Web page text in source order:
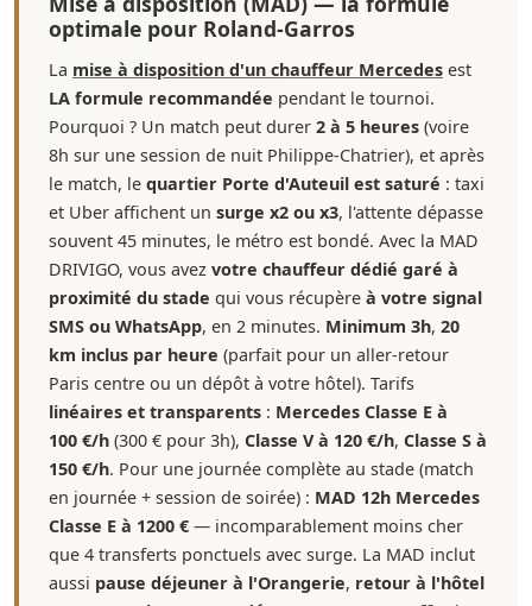
optimale pour Roland-Garros
La mise à disposition d'un chauffeur Mercedes est
LA formule recommandée pendant le tournoi.
Pourquoi ? Un match peut durer 2 à 5 heures (voire
8h sur une session de nuit Philippe-Chatrier), et après
le match, le quartier Porte d'Auteuil est saturé : taxi
et Uber affichent un surge x2 ou x3, l'attente dépasse
souvent 45 minutes, le métro est bondé. Avec la MAD
DRIVIGO, vous avez votre chauffeur dédié garé à
proximité du stade qui vous récupère à votre signal
SMS ou WhatsApp, en 2 minutes. Minimum 3h, 20
km inclus par heure (parfait pour un aller-retour
Paris centre ou un dépôt à votre hôtel). Tarifs
linéaires et transparents : Mercedes Classe E à
100 €/h (300 € pour 3h), Classe V à 120 €/h, Classe S à
150 €/h. Pour une journée complète au stade (match
en journée + session de soirée) : MAD 12h Mercedes
Classe E à 1200 € — incomparablement moins cher
que 4 transferts ponctuels avec surge. La MAD inclut
aussi pause déjeuner à l'Orangerie, retour à l'hôtel